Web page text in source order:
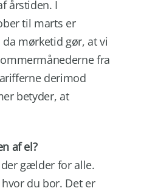
årstiden. I
til marts er
da mørketid gør, at vi
fra
derimod
betyder, at
af el?
gælder for alle.
du bor. Det er